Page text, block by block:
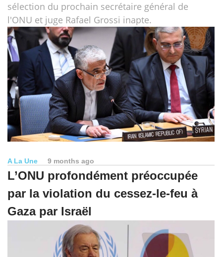
sélection du prochain secrétaire général de
l'ONU et juge Rafael Grossi inapte.
A La Une 9 months ago
L’ONU profondément préoccupée
par la violation du cessez-le-feu à
Gaza par Israël